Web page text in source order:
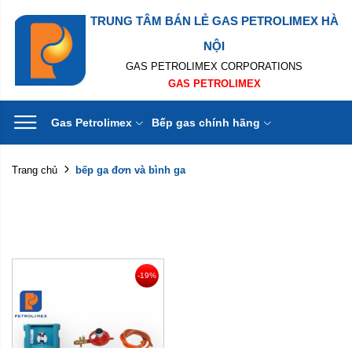
TRUNG TÂM BÁN LẺ GAS PETROLIMEX HÀ
NỘI
GAS PETROLIMEX CORPORATIONS
GAS PETROLIMEX
Gas Petrolimex Bếp gas chính hãng
Trang chủ bếp ga đơn và bình ga
-19%